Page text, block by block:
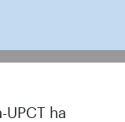
el astillero de
ha